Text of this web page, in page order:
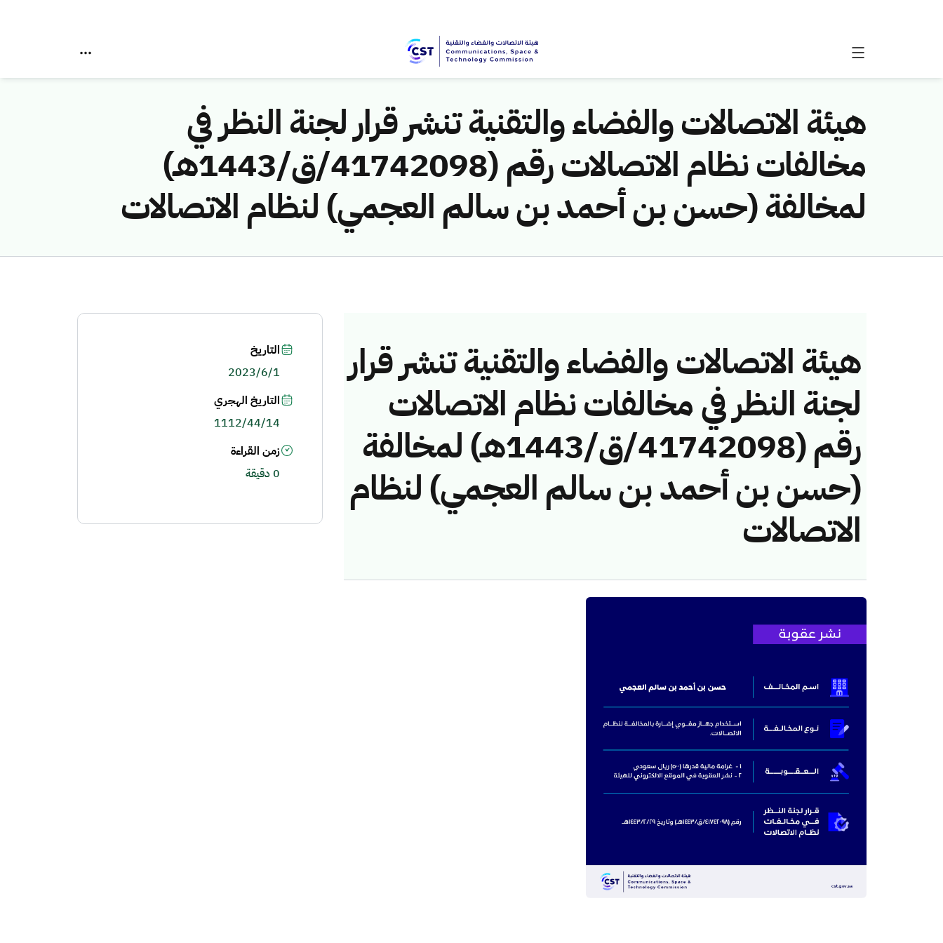
هيئة الاتصالات والفضاء والتقنية تنشر قرار لجنة النظر في
مخالفات نظام الاتصالات رقم (41742098/ق/1443هـ)
لمخالفة (حسن بن أحمد بن سالم العجمي) لنظام الاتصالات
هيئة الاتصالات والفضاء والتقنية تنشر قرار
لجنة النظر في مخالفات نظام الاتصالات
رقم (41742098/ق/1443هـ) لمخالفة
(حسن بن أحمد بن سالم العجمي) لنظام
الاتصالات
التاريخ
2023/6/1
التاريخ الهجري
1112/44/14
زمن القراءة
0 دقيقة